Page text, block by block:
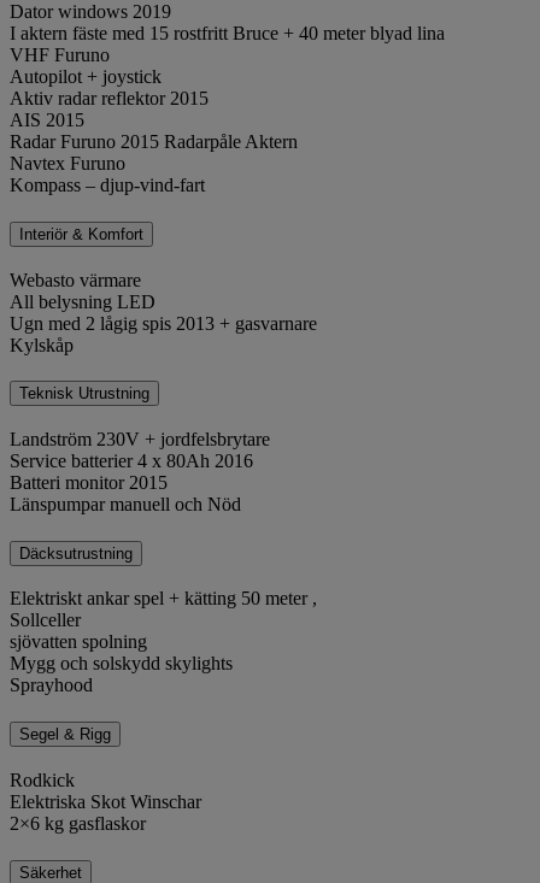
Dator windows 2019
I aktern fäste med 15 rostfritt Bruce + 40 meter blyad lina
VHF Furuno
Autopilot + joystick
Aktiv radar reflektor 2015
AIS 2015
Radar Furuno 2015 Radarpåle Aktern
Navtex Furuno
Kompass – djup-vind-fart
Interiör & Komfort
Webasto värmare
All belysning LED
Ugn med 2 lågig spis 2013 + gasvarnare
Kylskåp
Teknisk Utrustning
Landström 230V + jordfelsbrytare
Service batterier 4 x 80Ah 2016
Batteri monitor 2015
Länspumpar manuell och Nöd
Däcksutrustning
Elektriskt ankar spel + kätting 50 meter ,
Sollceller
sjövatten spolning
Mygg och solskydd skylights
Sprayhood
Segel & Rigg
Rodkick
Elektriska Skot Winschar
2×6 kg gasflaskor
Säkerhet